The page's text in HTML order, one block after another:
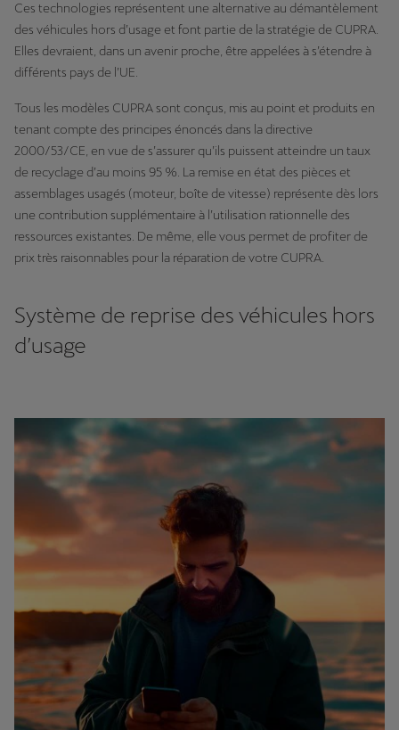
Ces technologies représentent une alternative au démantèlement
des véhicules hors d’usage et font partie de la stratégie de CUPRA.
Elles devraient, dans un avenir proche, être appelées à s’étendre à
différents pays de l’UE.
Tous les modèles CUPRA sont conçus, mis au point et produits en
tenant compte des principes énoncés dans la directive
2000/53/CE, en vue de s’assurer qu’ils puissent atteindre un taux
de recyclage d’au moins 95 %. La remise en état des pièces et
assemblages usagés (moteur, boîte de vitesse) représente dès lors
une contribution supplémentaire à l’utilisation rationnelle des
ressources existantes. De même, elle vous permet de profiter de
prix très raisonnables pour la réparation de votre CUPRA.
Système de reprise des véhicules hors
d’usage